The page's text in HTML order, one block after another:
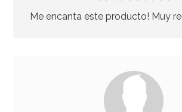
Me encanta este producto! Muy